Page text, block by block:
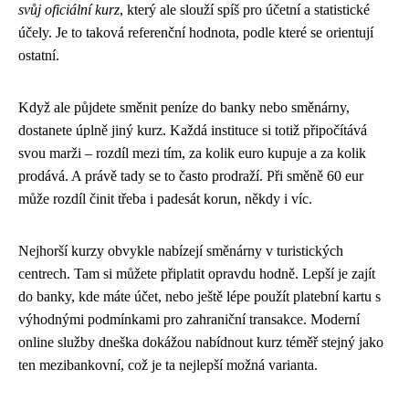
svůj oficiální kurz, který ale slouží spíš pro účetní a statistické
účely. Je to taková referenční hodnota, podle které se orientují
ostatní.
Když ale půjdete směnit peníze do banky nebo směnárny,
dostanete úplně jiný kurz. Každá instituce si totiž připočítává
svou marži – rozdíl mezi tím, za kolik euro kupuje a za kolik
prodává. A právě tady se to často prodraží. Při směně 60 eur
může rozdíl činit třeba i padesát korun, někdy i víc.
Nejhorší kurzy obvykle nabízejí směnárny v turistických
centrech. Tam si můžete připlatit opravdu hodně. Lepší je zajít
do banky, kde máte účet, nebo ještě lépe použít platební kartu s
výhodnými podmínkami pro zahraniční transakce. Moderní
online služby dneška dokážou nabídnout kurz téměř stejný jako
ten mezibankovní, což je ta nejlepší možná varianta.